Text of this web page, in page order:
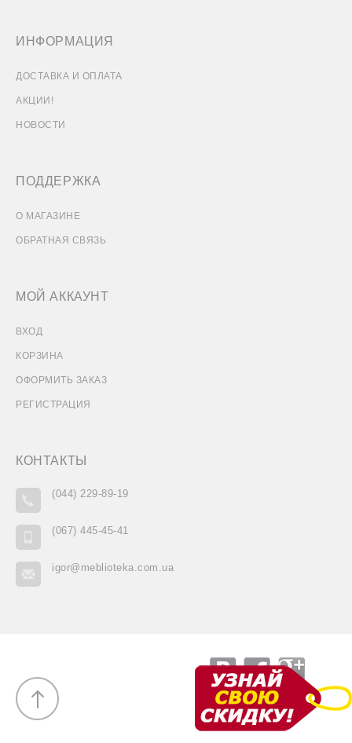
ИНФОРМАЦИЯ
ДОСТАВКА И ОПЛАТА
АКЦИИ!
НОВОСТИ
ПОДДЕРЖКА
О МАГАЗИНЕ
ОБРАТНАЯ СВЯЗЬ
МОЙ АККАУНТ
ВХОД
КОРЗИНА
ОФОРМИТЬ ЗАКАЗ
РЕГИСТРАЦИЯ
КОНТАКТЫ
(044) 229-89-19
(067) 445-45-41
igor@meblioteka.com.ua
VK Facebook
Вверх